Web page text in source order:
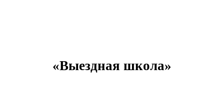
«Выездная школа»